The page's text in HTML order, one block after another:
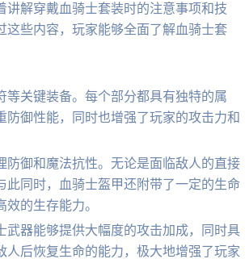
解穿戴血骑士套装时的注意事项和技
些内容，玩家能够全面了解血骑士套
关键装备。每个部分都具有独特的属
御性能，同时也增强了玩家的攻击力和
御和魔法抗性。无论是面临敌人的直接
同时，血骑士盔甲还附带了一定的生命
的生存能力。
器能够提供大幅度的攻击加成，同时具
后恢复生命的能力，极大地增强了玩家